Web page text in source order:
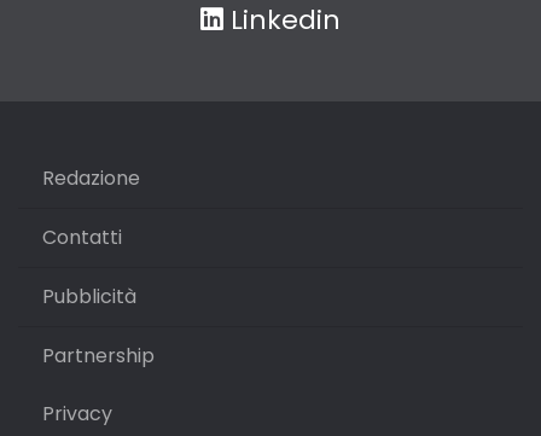
Linkedin
Redazione
Contatti
Pubblicità
Partnership
Privacy